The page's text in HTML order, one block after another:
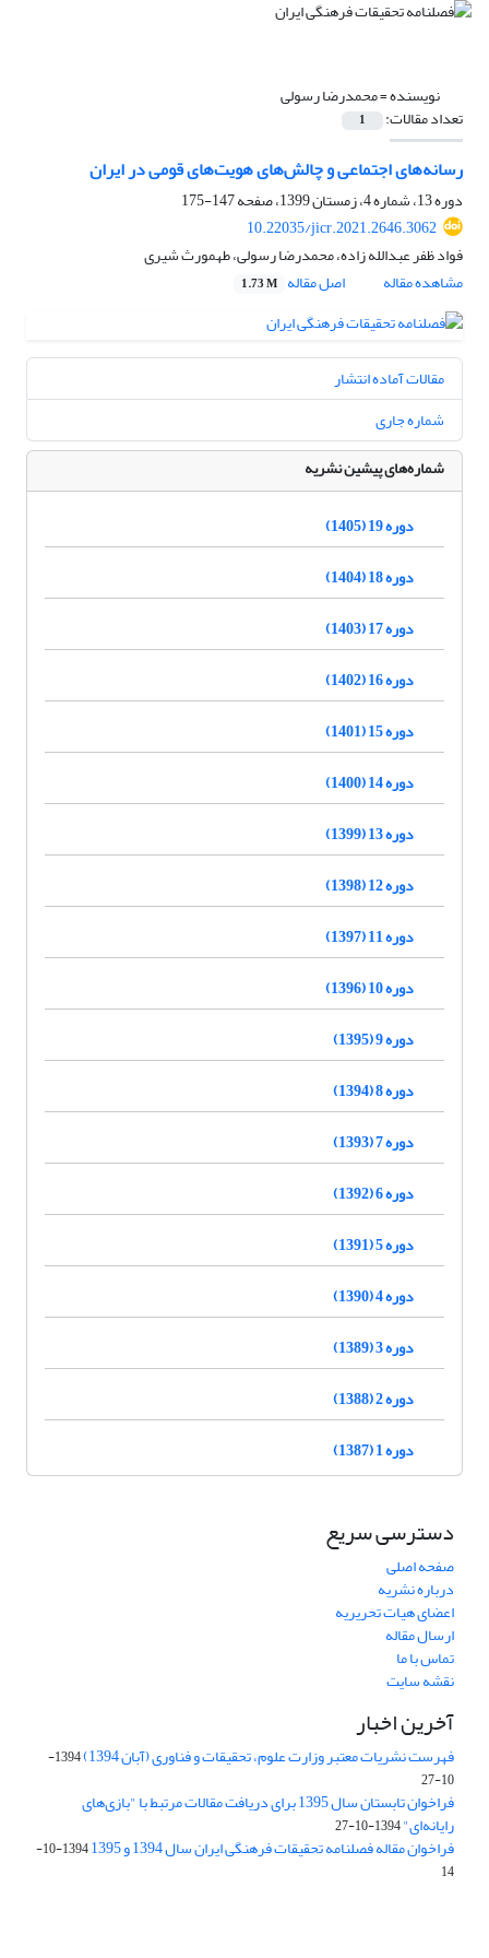
نویسنده =محمدرضا رسولی
تعداد مقالات: 1
رسانه‌های اجتماعی و چالش‌های هویت‌های قومی در ایران
دوره 13، شماره 4، زمستان 1399، صفحه
147-175
10.22035/jicr.2021.2646.3062
فواد ظفر عبدالله زاده، محمدرضا رسولی، طهمورث شیری
مشاهده مقاله
اصل مقاله 1.73 M
مقالات آماده انتشار
شماره جاری
شماره‌های پیشین نشریه
دوره 19 (1405)
دوره 18 (1404)
دوره 17 (1403)
دوره 16 (1402)
دوره 15 (1401)
دوره 14 (1400)
دوره 13 (1399)
دوره 12 (1398)
دوره 11 (1397)
دوره 10 (1396)
دوره 9 (1395)
دوره 8 (1394)
دوره 7 (1393)
دوره 6 (1392)
دوره 5 (1391)
دوره 4 (1390)
دوره 3 (1389)
دوره 2 (1388)
دوره 1 (1387)
دسترسی سریع
صفحه اصلی
درباره نشریه
اعضای هیات تحریریه
ارسال مقاله
تماس با ما
نقشه سایت
آخرین اخبار
فهرست نشریات معتبر وزارت علوم، تحقیقات و فناوری (آبان 1394)
1394-
10-27
فراخوان تابستان سال 1395 برای دریافت مقالات مرتبط با "بازی‌های
رایانه‌ای"1394-10-27
فراخوان مقاله فصلنامه تحقیقات فرهنگی ایران سال 1394 و 1395
1394-10-
14